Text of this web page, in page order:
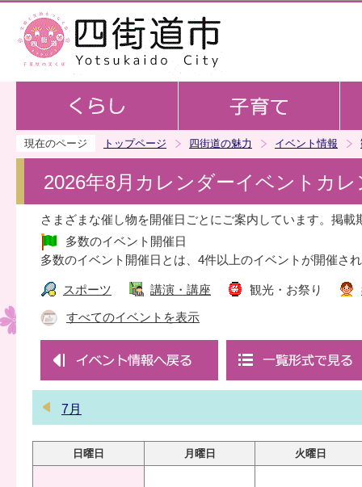
現在のページ トップページ 四街道の魅力 イベント情報
2026年8月カレンダーイベントカ
さまざまな催し物を開催日ごとにご案内しています。掲
多数のイベント開催日
多数のイベント開催日とは、4件以上のイベントが開催さ
スポーツ 講演・講座 観光・お祭り
すべてのイベントを表示
7月
日曜日 月曜日 火曜日